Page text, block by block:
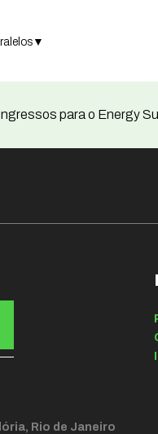
▼
para o Energy
Rio de Janeiro